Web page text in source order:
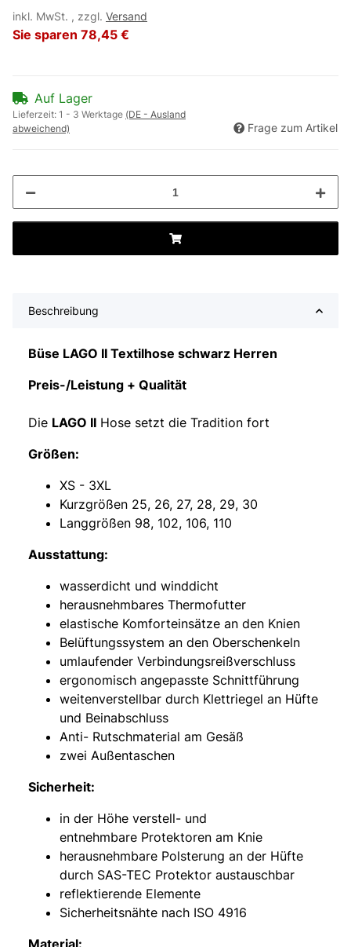
inkl. MwSt. , zzgl. Versand
Sie sparen 78,45 €
Auf Lager
Lieferzeit: 1 - 3 Werktage (DE - Ausland
abweichend)
Frage zum Artikel
Beschreibung
Büse LAGO II Textilhose schwarz Herren
Preis-/Leistung + Qualität
Die LAGO II Hose setzt die Tradition fort
Größen:
XS - 3XL
Kurzgrößen 25, 26, 27, 28, 29, 30
Langgrößen 98, 102, 106, 110
Ausstattung:
wasserdicht und winddicht
herausnehmbares Thermofutter
elastische Komforteinsätze an den Knien
Belüftungssystem an den Oberschenkeln
umlaufender Verbindungsreißverschluss
ergonomisch angepasste Schnittführung
weitenverstellbar durch Klettriegel an Hüfte
und Beinabschluss
Anti- Rutschmaterial am Gesäß
zwei Außentaschen
Sicherheit:
in der Höhe verstell- und
entnehmbare Protektoren am Knie
herausnehmbare Polsterung an der Hüfte
durch SAS-TEC Protektor austauschbar
reflektierende Elemente
Sicherheitsnähte nach ISO 4916